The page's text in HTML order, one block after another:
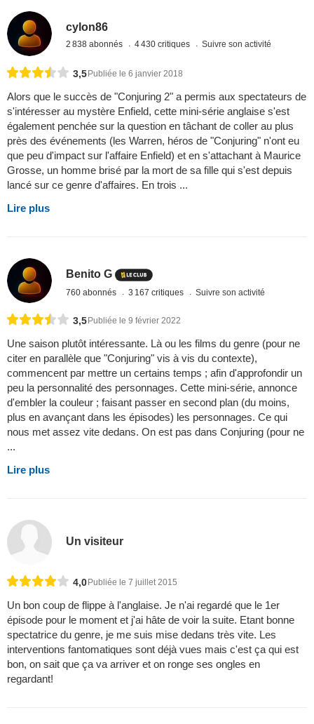
cylon86
2 838 abonnés 4 430 critiques Suivre son activité
3,5 Publiée le 6 janvier 2018
Alors que le succès de "Conjuring 2" a permis aux spectateurs de
s'intéresser au mystère Enfield, cette mini-série anglaise s'est
également penchée sur la question en tâchant de coller au plus
près des événements (les Warren, héros de "Conjuring" n'ont eu
que peu d'impact sur l'affaire Enfield) et en s'attachant à Maurice
Grosse, un homme brisé par la mort de sa fille qui s'est depuis
lancé sur ce genre d'affaires. En trois ...
Lire plus
Benito G
760 abonnés 3 167 critiques Suivre son activité
3,5 Publiée le 9 février 2022
Une saison plutôt intéressante. Là ou les films du genre (pour ne
citer en parallèle que "Conjuring" vis à vis du contexte),
commencent par mettre un certains temps ; afin d'approfondir un
peu la personnalité des personnages. Cette mini-série, annonce
d'embler la couleur ; faisant passer en second plan (du moins,
plus en avançant dans les épisodes) les personnages. Ce qui
nous met assez vite dedans. On est pas dans Conjuring (pour ne
...
Lire plus
Un visiteur
4,0 Publiée le 7 juillet 2015
Un bon coup de flippe à l'anglaise. Je n'ai regardé que le 1er
épisode pour le moment et j'ai hâte de voir la suite. Etant bonne
spectatrice du genre, je me suis mise dedans très vite. Les
interventions fantomatiques sont déjà vues mais c'est ça qui est
bon, on sait que ça va arriver et on ronge ses ongles en
regardant!